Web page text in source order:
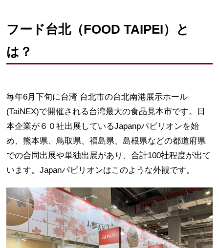
フード台北（FOOD TAIPEI）と
は？
毎年6月下旬に台湾 台北市の台北南港展示ホール
(TaiNEX)で開催される台湾最大の食品見本市です。日
本企業が６０社出展しているJapanpパビリオンを始
め、熊本県、鳥取県、福島県、島根県などの都道府県
での合同出展や単独出展があり、合計100社程度が出て
います。Japanパビリオンはこのような外観です。